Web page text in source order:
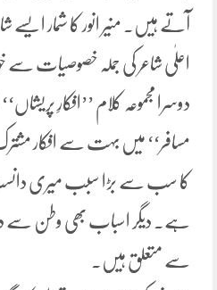
آتے ہیں. منیر انور کا شمار ایسے
اعلٰی شاعر کی جملہ خصوصیات
دوسرا مجموعہ کلام ’’افکارِ پریشاں‘‘
مسافر‘‘ میں بہت سے افکار
کا سب سے بڑا سبب میری
ہے. دیگر اسباب بھی وطن سے
سے متعلق ہیں.